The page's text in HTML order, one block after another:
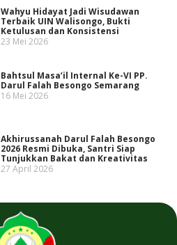
Wahyu Hidayat Jadi Wisudawan
Terbaik UIN Walisongo, Bukti
Ketulusan dan Konsistensi
23 Mei 2026
Bahtsul Masa’il Internal Ke-VI PP.
Darul Falah Besongo Semarang
16 Mei 2026
Akhirussanah Darul Falah Besongo
2026 Resmi Dibuka, Santri Siap
Tunjukkan Bakat dan Kreativitas
27 April 2026